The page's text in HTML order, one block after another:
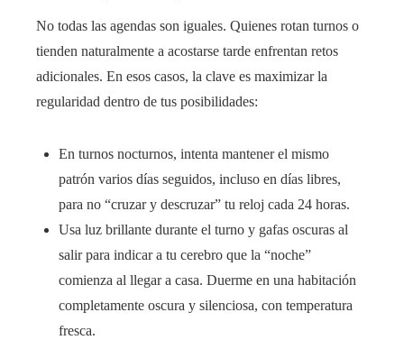
No todas las agendas son iguales. Quienes rotan turnos o
tienden naturalmente a acostarse tarde enfrentan retos
adicionales. En esos casos, la clave es maximizar la
regularidad dentro de tus posibilidades:
En turnos nocturnos, intenta mantener el mismo
patrón varios días seguidos, incluso en días libres,
para no “cruzar y descruzar” tu reloj cada 24 horas.
Usa luz brillante durante el turno y gafas oscuras al
salir para indicar a tu cerebro que la “noche”
comienza al llegar a casa. Duerme en una habitación
completamente oscura y silenciosa, con temperatura
fresca.